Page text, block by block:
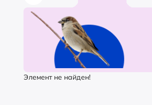
За забором
Партнёрский материал
Элемент не найден!